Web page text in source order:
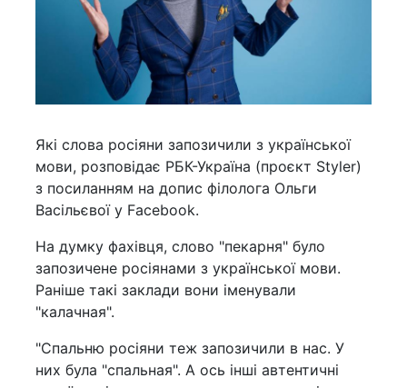
Які слова росіяни запозичили з української
мови, розповідає РБК-Україна (проєкт Styler)
з посиланням на допис філолога Ольги
Васільєвої у Facebook.
На думку фахівця, слово "пекарня" було
запозичене росіянами з української мови.
Раніше такі заклади вони іменували
"калачная".
"Спальню росіяни теж запозичили в нас. У
них була "спальная". А ось інші автентичні